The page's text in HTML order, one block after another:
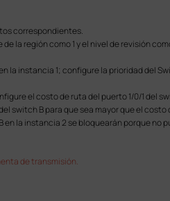
correspondientes.
región como 1 y el nivel de revisión como
la instancia 1; configure la prioridad del
el costo de ruta del puerto 1/0/1 del
switch B para que sea mayor que el
la instancia 2 se bloquearán porque no
de transmisión.